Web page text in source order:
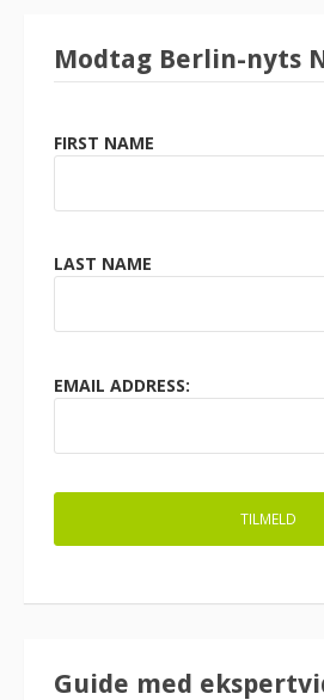
Modtag Berlin-nyts
FIRST NAME
LAST NAME
EMAIL ADDRESS:
Guide med